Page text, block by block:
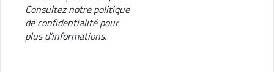
Consultez notrepolitique
de confidentialitépour
plus d’informations.